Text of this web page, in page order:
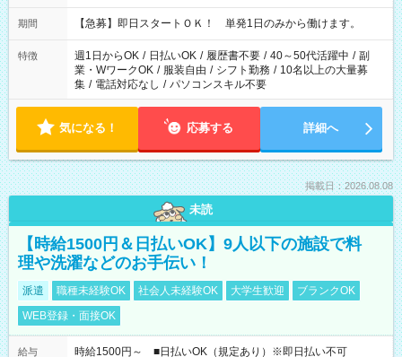
・13：00～22：00 ・22：00～翌6：00 など
期間 【急募】即日スタートＯＫ！ 単発1日のみから働けます。
特徴 週1日からOK / 日払いOK / 履歴書不要 / 40～50代活躍中 / 副
業・WワークOK / 服装自由 / シフト勤務 / 10名以上の大量募
集 / 電話対応なし / パソコンスキル不要
気になる！ 応募する 詳細へ
掲載日：2026.08.08
未読
【時給1500円＆日払いOK】9人以下の施設で料
理や洗濯などのお手伝い！
派遣 職種未経験OK 社会人未経験OK 大学生歓迎
ブランクOK
WEB登録・面接OK
給与
時給1500円～ ■日払いOK（規定あり）※即日払い不可